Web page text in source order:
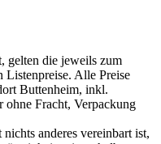
gelten die jeweils zum
Alle Preise
Buttenheim, inkl.
ohne Fracht, Verpackung
anderes vereinbart ist,